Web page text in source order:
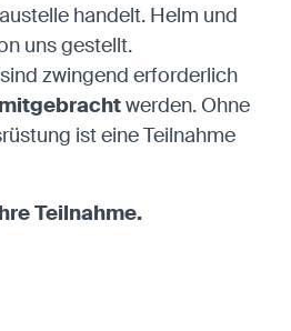
handelt. Helm und
uns gestellt.
sind zwingend erforderlich
werden. Ohne
ist eine Teilnahme
Teilnahme.